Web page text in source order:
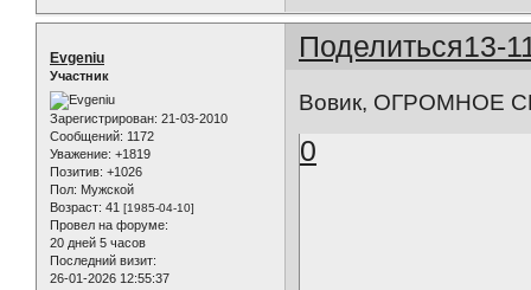
Поделиться13-
Evgeniu
Участник
Зарегистрирован: 21-03-2010
Сообщений: 1172
Уважение: +1819
Позитив: +1026
Пол: Мужской
Возраст: 41 [1985-04-10]
Провел на форуме:
20 дней 5 часов
Последний визит:
26-01-2026 12:55:37
Вовик, ОГРОМНОЕ
0